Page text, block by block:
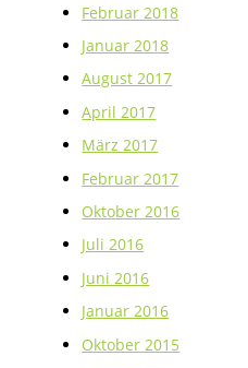
Februar 2018
Januar 2018
August 2017
April 2017
März 2017
Februar 2017
Oktober 2016
Juli 2016
Juni 2016
Januar 2016
Oktober 2015